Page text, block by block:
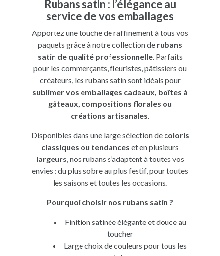
Rubans satin : l’élégance au
service de vos emballages
Apportez une touche de raffinement à tous vos
paquets grâce à notre collection de rubans
satin de qualité professionnelle. Parfaits
pour les commerçants, fleuristes, pâtissiers ou
créateurs, les rubans satin sont idéals pour
sublimer vos emballages cadeaux, boîtes à
gâteaux, compositions florales ou
créations artisanales
Disponibles dans une large sélection de coloris
classiques ou tendances et en plusieurs
largeurs , nos rubans s’adaptent à toutes vos
envies : du plus sobre au plus festif, pour toutes
les saisons et toutes les occasions.
Pourquoi choisir nos rubans satin ?
Finition satinée élégante et douce au
toucher
Large choix de couleurs pour tous les